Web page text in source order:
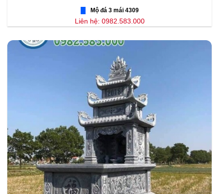
Mộ đá 3 mái 4309
Liên hệ: 0982.583.000